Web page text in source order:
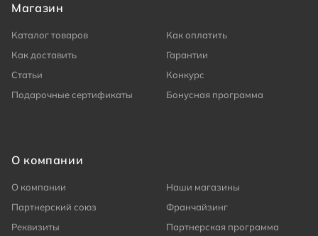
Магазин
Каталог товаров
Как оплатить
Как доставить
Гарантии
Статьи
Конкурс
Подарочные сертификаты
Бонусная программа
О компании
О компании
Наши магазины
Партнерский союз
Франчайзинг
Реквизиты
Партнерская программа